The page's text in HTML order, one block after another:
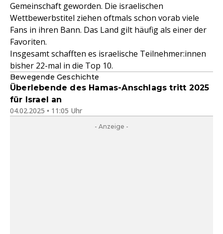
Gemeinschaft geworden. Die israelischen
Wettbewerbstitel ziehen oftmals schon vorab viele
Fans in ihren Bann. Das Land gilt häufig als einer der
Favoriten.
Insgesamt schafften es israelische Teilnehmer:innen
bisher 22-mal in die Top 10.
Bewegende Geschichte
Überlebende des Hamas-Anschlags tritt 2025
für Israel an
04.02.2025 • 11:05 Uhr
- Anzeige -